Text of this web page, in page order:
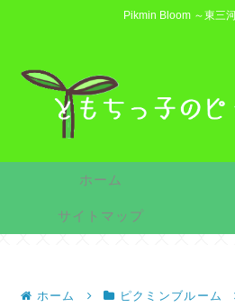
Pikmin Bloom ～東三
ホーム
サイトマップ
ホーム ピクミンブルーム